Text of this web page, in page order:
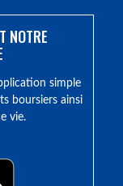
NOTRE
simple
boursiers ainsi
vie.